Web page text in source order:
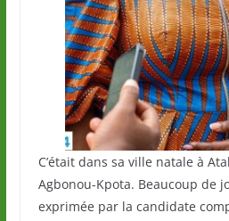
C’était dans sa ville natale à
Agbonou-Kpota. Beaucoup de
exprimée par la candidate